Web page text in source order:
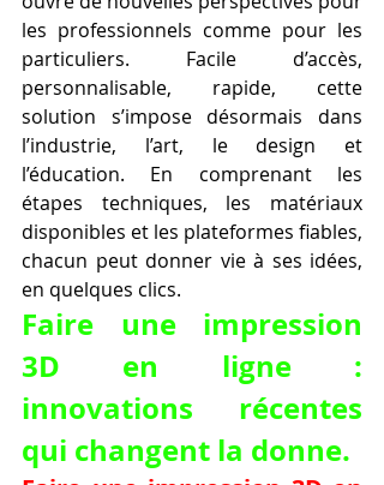
les professionnels comme pour les
particuliers. Facile d’accès,
personnalisable, rapide, cette
solution s’impose désormais dans
l’industrie, l’art, le design et
l’éducation. En comprenant les
étapes techniques, les matériaux
disponibles et les plateformes fiables,
chacun peut donner vie à ses idées,
en quelques clics.
Faire une impression
3D en ligne :
innovations récentes
qui changent la donne.